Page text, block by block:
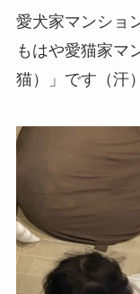
愛犬家マンショ
もはや愛猫家マ
猫）」です（汗）